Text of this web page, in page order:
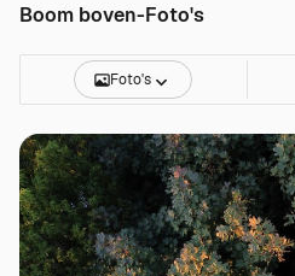
Boom boven-Foto's
Foto's